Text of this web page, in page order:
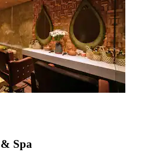
Spa